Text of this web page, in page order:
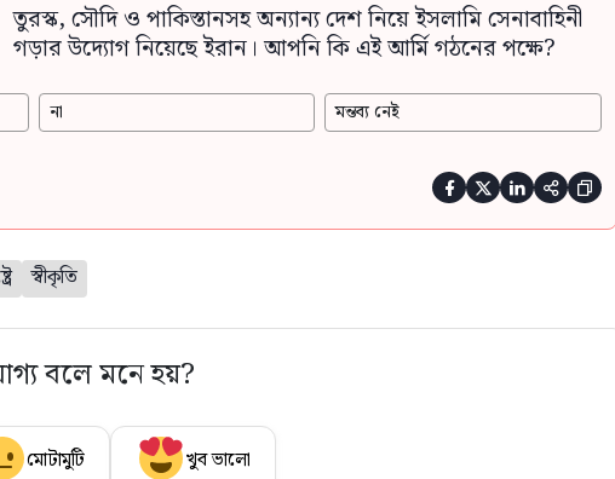
তুরস্ক, সৌদি ও পাকিস্তানসহ অন্যান্য দেশ নিয়ে ইসলামি সেনাবাহিনী
গড়ার উদ্যোগ নিয়েছে ইরান। আপনি কি এই আর্মি গঠনের পক্ষে?
না মন্তব্য নেই
    
স্বীকৃতি
বলে মনে হয়?
মোটামুটি খুব ভালো